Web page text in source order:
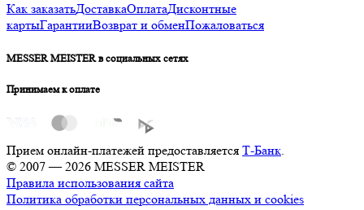
Как заказатьДоставкаОплатаДисконтные
картыГарантииВозврат и обменПожаловаться
MESSER MEISTER в социальных сетях
Принимаем к оплате
Прием онлайн-платежей предоставляется Т-Банк.
© 2007 — 2026 MESSER MEISTER
Правила использования сайта
Политика обработки персональных данных и cookies